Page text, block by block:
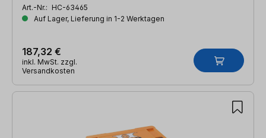
Art.-Nr.: HC-63465
Auf Lager, Lieferung in 1-2 Werktagen
187,32 €
inkl. MwSt. zzgl.
Versandkosten